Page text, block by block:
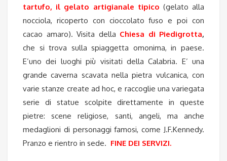
tartufo, il gelato artigianale tipico (gelato alla
nocciola, ricoperto con cioccolato fuso e poi con
cacao amaro). Visita della Chiesa di Piedigrotta,
che si trova sulla spiaggetta omonima, in paese.
E’uno dei luoghi più visitati della Calabria. E’ una
grande caverna scavata nella pietra vulcanica, con
varie stanze create ad hoc, e raccoglie una variegata
serie di statue scolpite direttamente in queste
pietre: scene religiose, santi, angeli, ma anche
medaglioni di personaggi famosi, come J.F.Kennedy.
Pranzo e rientro in sede. FINE DEI SERVIZI.